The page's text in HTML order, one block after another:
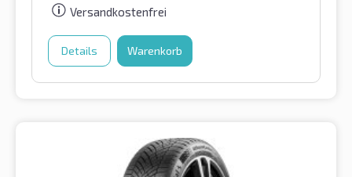
Versandkostenfrei
Details Warenkorb